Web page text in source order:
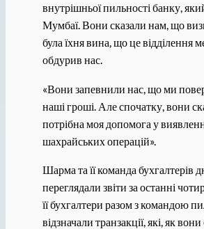
внутрішньої пильності банку,
Мумбаї. Вони сказали нам, що
була їхня вина, що це відділення
обдурив нас.
«Вони запевнили нас, що ми
наші гроші. Але спочатку, вони
потрібна моя допомога у
шахрайських операцій».
Шарма та її команда бухгалтерів
переглядали звіти за останні
її бухгалтери разом з командою
відзначали транзакції, які, як